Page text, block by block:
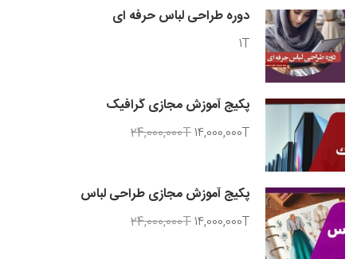
دوره طراحی لباس حرفه ای
1T
پکیج آموزش مجازی گرافیک
24,000,000T14,000,000T
پکیج آموزش مجازی طراحی لباس
24,000,000T14,000,000T